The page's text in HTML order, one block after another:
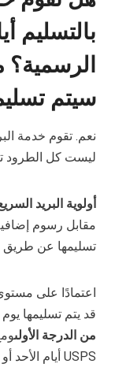
بالتسليم
الرسمية؟
سيتم
نعم. تقوم خدمة
ليست كل الطرود
أولوية البريد
مقابل رسوم
تسليمها عن طريق USPS يوم الأحد.
اعتمادًا على
قد يتم تسليمها
من الدرجة الأولى
USPS أيام الأحد أو أيام العطلات الرسمية.